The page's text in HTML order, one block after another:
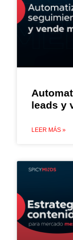
leads y
LEER MÁS »